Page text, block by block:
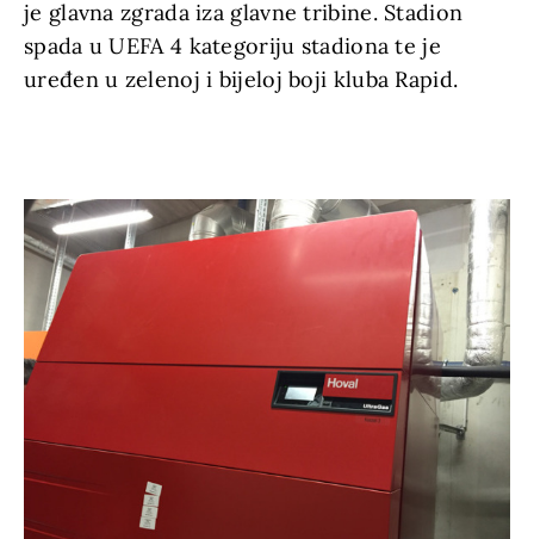
je glavna zgrada iza glavne tribine. Stadion
spada u UEFA 4 kategoriju stadiona te je
uređen u zelenoj i bijeloj boji kluba Rapid.